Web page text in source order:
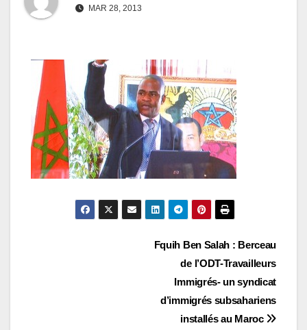
MAR 28, 2013
Fquih Ben Salah : Berceau
de l’ODT-Travailleurs
Immigrés- un syndicat
d’immigrés subsahariens
installés au Maroc